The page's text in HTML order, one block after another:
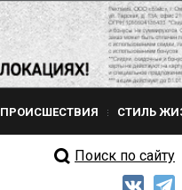
ПРОИСШЕСТВИЯ СТИЛЬ
Поиск по сайту